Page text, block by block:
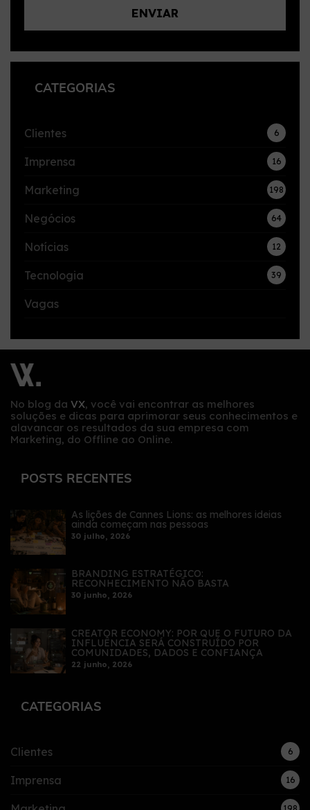
CATEGORIAS
Clientes 6
Imprensa 16
Marketing 198
Negócios 64
Notícias 12
Tecnologia 39
Vagas
No blog da VX, você vai encontrar as melhores
soluções e dicas para aprimorar seus conhecimentos e
alavancar os resultados da sua empresa com
Marketing, do Offline ao Online.
POSTS RECENTES
As lições de Cannes Lions: as melhores ideias
ainda começam nas pessoas
30 julho, 2026
BRANDING ESTRATÉGICO:
RECONHECIMENTO NÃO BASTA
30 junho, 2026
CREATOR ECONOMY: POR QUE O FUTURO DA
INFLUÊNCIA SERÁ CONSTRUÍDO POR
COMUNIDADES, DADOS E CONFIANÇA
22 junho, 2026
CATEGORIAS
Clientes 6
Imprensa 16